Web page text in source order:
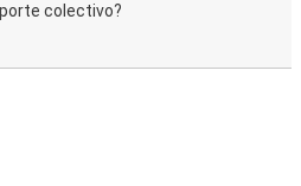
colectivo?